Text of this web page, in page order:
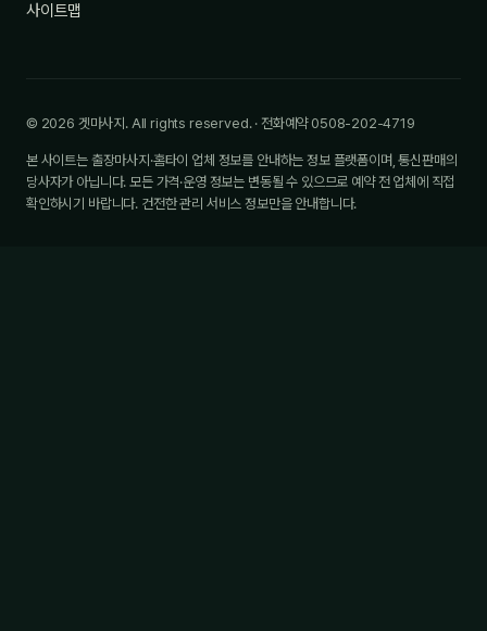
사이트맵
© 2026 겟마사지. All rights reserved. · 전화예약 0508-202-4719
본 사이트는 출장마사지·홈타이 업체 정보를 안내하는 정보 플랫폼이며, 통신판매의
당사자가 아닙니다. 모든 가격·운영 정보는 변동될 수 있으므로 예약 전 업체에 직접
확인하시기 바랍니다. 건전한 관리 서비스 정보만을 안내합니다.